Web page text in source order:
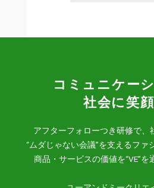
コミュニケー
社会に笑顔
アフターフォローつき研修で、
“ムダじゃない会議”を支えるファ
商品・サービスの価値を“VE”を